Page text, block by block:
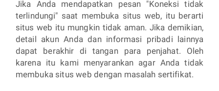
Jika Anda mendapatkan pesan "Koneksi tidak
terlindungi" saat membuka situs web, itu berarti
situs web itu mungkin tidak aman. Jika demikian,
detail akun Anda dan informasi pribadi lainnya
dapat berakhir di tangan para penjahat. Oleh
karena itu kami menyarankan agar Anda tidak
membuka situs web dengan masalah sertifikat.